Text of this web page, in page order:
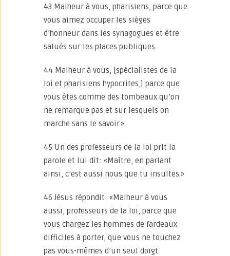
43 Malheur à vous, pharisiens, parce que
vous aimez occuper les sièges
d’honneur dans les synagogues et être
salués sur les places publiques.
44 Malheur à vous, [spécialistes de la
loi et pharisiens hypocrites,] parce que
vous êtes comme des tombeaux qu’on
ne remarque pas et sur lesquels on
marche sans le savoir.»
45 Un des professeurs de la loi prit la
parole et lui dit: «Maître, en parlant
ainsi, c’est aussi nous que tu insultes.»
46 Jésus répondit: «Malheur à vous
aussi, professeurs de la loi, parce que
vous chargez les hommes de fardeaux
difficiles à porter, que vous ne touchez
pas vous-mêmes d’un seul doigt.